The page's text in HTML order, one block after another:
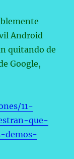
Android
quitando de
Google,
11-
que-
demos-